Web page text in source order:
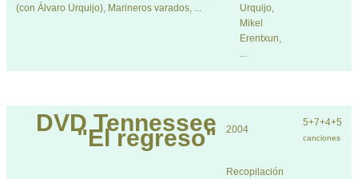
(con Álvaro Urquijo), Marineros varados, ...
Urquijo,
Mikel
Erentxun,
...
DVDTennessee
"El regreso" 2004
5+7+4+5
canciones
Recopilación